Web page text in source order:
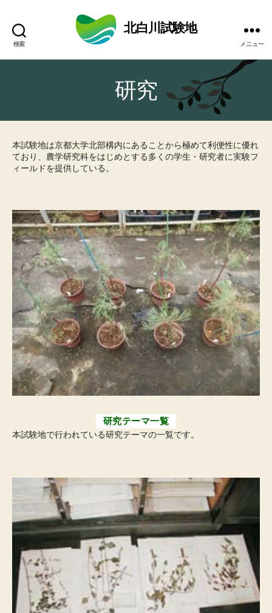
検索
北白川試験地
メニュー
研究
本試験地は京都大学北部構内にあることから極めて利便性に優れ
ており、農学研究科をはじめとする多くの学生・研究者に実験フ
ィールドを提供している。
研究テーマ一覧
本試験地で行われている研究テーマの一覧です。